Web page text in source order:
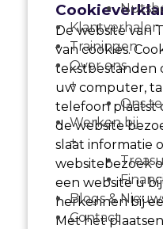
Klantverhalen
Trainingen
Over ons
+
Ons
Werken bij
+
Blogs &
Contact
De website van
van cookies.
tekstbestanden
uw computer,
telefoon plaatst
de website
slaat informatie
websitebezoek
een website u
herkennen bij
Met het